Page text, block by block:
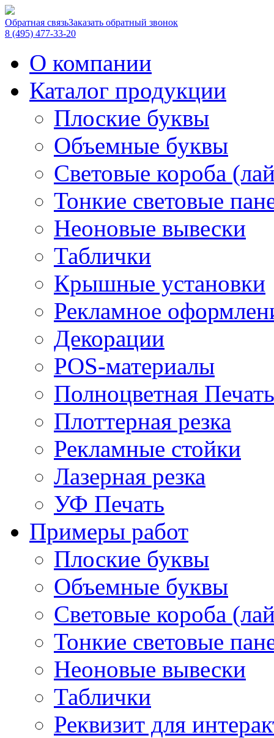
Обратная связьЗаказать обратный звонок
8 (495) 477-33-20
О компании
Каталог продукции
Плоские буквы
Объемные буквы
Световые короба
Тонкие световые
Неоновые вывески
Таблички
Крышные установки
Рекламное
Декорации
POS-материалы
Полноцветная Печать
Плоттерная резка
Рекламные стойки
Лазерная резка
УФ Печать
Примеры работ
Плоские буквы
Объемные буквы
Световые короба
Тонкие световые
Неоновые вывески
Таблички
Реквизит для